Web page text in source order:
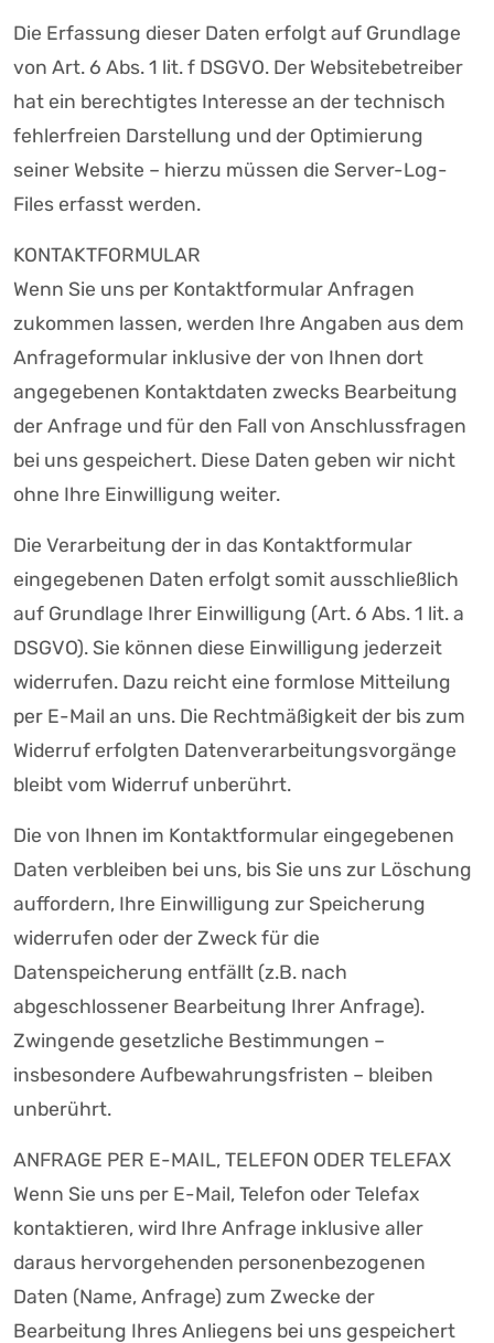
Die Erfassung dieser Daten erfolgt auf Grundlage
von Art. 6 Abs. 1 lit. f DSGVO. Der Websitebetreiber
hat ein berechtigtes Interesse an der technisch
fehlerfreien Darstellung und der Optimierung
seiner Website – hierzu müssen die Server-Log-
Files erfasst werden.
KONTAKTFORMULAR
Wenn Sie uns per Kontaktformular Anfragen
zukommen lassen, werden Ihre Angaben aus dem
Anfrageformular inklusive der von Ihnen dort
angegebenen Kontaktdaten zwecks Bearbeitung
der Anfrage und für den Fall von Anschlussfragen
bei uns gespeichert. Diese Daten geben wir nicht
ohne Ihre Einwilligung weiter.
Die Verarbeitung der in das Kontaktformular
eingegebenen Daten erfolgt somit ausschließlich
auf Grundlage Ihrer Einwilligung (Art. 6 Abs. 1 lit. a
DSGVO). Sie können diese Einwilligung jederzeit
widerrufen. Dazu reicht eine formlose Mitteilung
per E-Mail an uns. Die Rechtmäßigkeit der bis zum
Widerruf erfolgten Datenverarbeitungsvorgänge
bleibt vom Widerruf unberührt.
Die von Ihnen im Kontaktformular eingegebenen
Daten verbleiben bei uns, bis Sie uns zur Löschung
auffordern, Ihre Einwilligung zur Speicherung
widerrufen oder der Zweck für die
Datenspeicherung entfällt (z.B. nach
abgeschlossener Bearbeitung Ihrer Anfrage).
Zwingende gesetzliche Bestimmungen –
insbesondere Aufbewahrungsfristen – bleiben
unberührt.
ANFRAGE PER E-MAIL, TELEFON ODER TELEFAX
Wenn Sie uns per E-Mail, Telefon oder Telefax
kontaktieren, wird Ihre Anfrage inklusive aller
daraus hervorgehenden personenbezogenen
Daten (Name, Anfrage) zum Zwecke der
Bearbeitung Ihres Anliegens bei uns gespeichert